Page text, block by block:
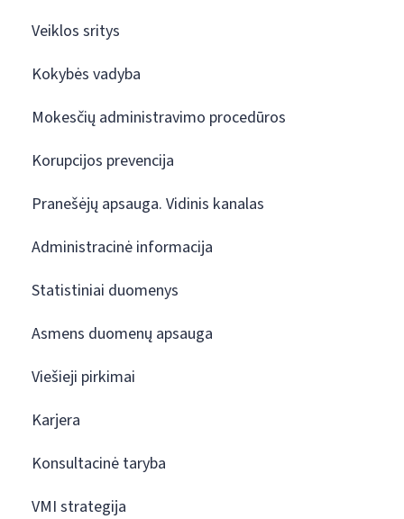
Veiklos sritys
Kokybės vadyba
Mokesčių administravimo procedūros
Korupcijos prevencija
Pranešėjų apsauga. Vidinis kanalas
Administracinė informacija
Statistiniai duomenys
Asmens duomenų apsauga
Viešieji pirkimai
Karjera
Konsultacinė taryba
VMI strategija